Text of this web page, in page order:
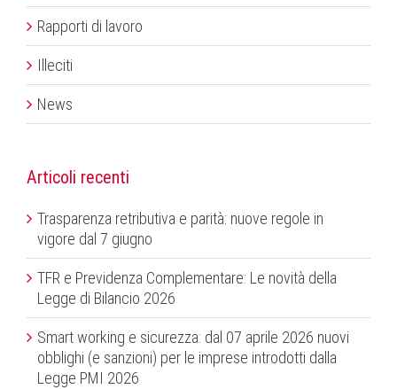
Rapporti di lavoro
Illeciti
News
Articoli recenti
Trasparenza retributiva e parità: nuove regole in
vigore dal 7 giugno
TFR e Previdenza Complementare: Le novità della
Legge di Bilancio 2026
Smart working e sicurezza: dal 07 aprile 2026 nuovi
obblighi (e sanzioni) per le imprese introdotti dalla
Legge PMI 2026